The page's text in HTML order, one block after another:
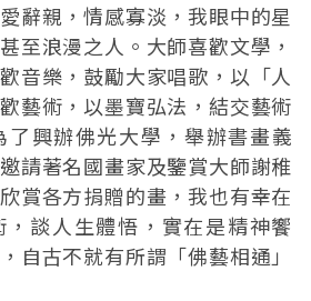
辭親，情感寡淡，我眼中的星
至浪漫之人。大師喜歡文學，
音樂，鼓勵大家唱歌，以「人
藝術，以墨寶弘法，結交藝術
了興辦佛光大學，舉辦書畫義
請著名國畫家及鑒賞大師謝稚
賞各方捐贈的畫，我也有幸在
談人生體悟，實在是精神饗
自古不就有所謂「佛藝相通」